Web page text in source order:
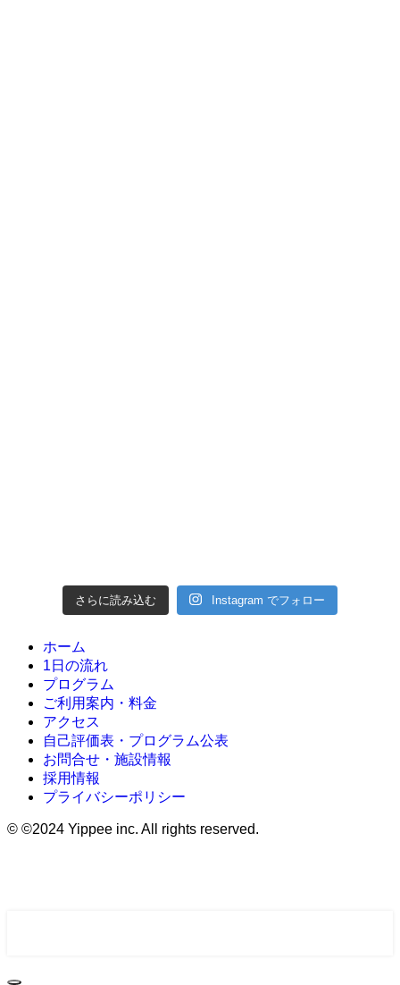
さらに読み込む Instagram でフォロー
ホーム
1日の流れ
プログラム
ご利用案内・料金
アクセス
自己評価表・プログラム公表
お問合せ・施設情報
採用情報
プライバシーポリシー
© ©2024 Yippee inc. All rights reserved.